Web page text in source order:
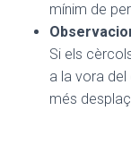
mínim de
Si els
a la vora
més